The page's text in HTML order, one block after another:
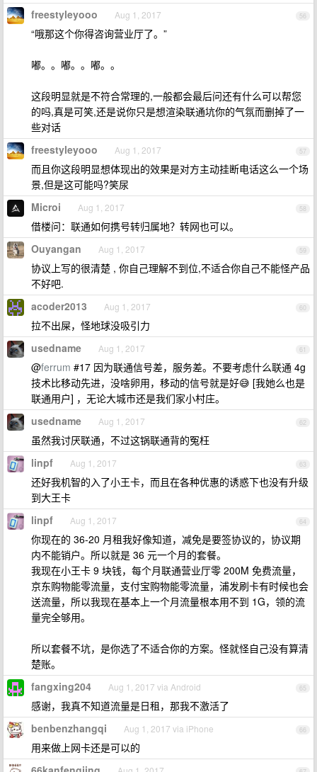
56
freestyleyooo Aug 1, 2017
“哦那这个你得咨询营业厅了。”
嘟。。嘟。。嘟。。
这段明显就是不符合常理的,一般都会最后问还有什么可以帮您
的吗,真是可笑,还是说你只是想渲染联通坑你的气氛而删掉了一
些对话
57
freestyleyooo Aug 1, 2017
而且你这段明显想体现出的效果是对方主动挂断电话这么一个场
景,但是这可能吗?笑尿
58
Microi Aug 1, 2017
借楼问：联通如何携号转归属地？转网也可以。
59
Ouyangan Aug 1, 2017
协议上写的很清楚 , 你自己理解不到位,不适合你自己不能怪产品
不好吧.
60
acoder2013 Aug 1, 2017
拉不出屎，怪地球没吸引力
61
usedname Aug 1, 2017
@ferrum #17 因为联通信号差，服务差。不要考虑什么联通 4g
技术比移动先进，没啥卵用，移动的信号就是好😅 [我她么也是
联通用户] ，无论大城市还是我们家小村庄。
62
usedname Aug 1, 2017
虽然我讨厌联通，不过这锅联通背的冤枉
63
linpf Aug 1, 2017
还好我机智的入了小王卡，而且在各种优惠的诱惑下也没有升级
到大王卡
64
linpf Aug 1, 2017
你现在的 36-20 月租我好像知道，减免是要签协议的，协议期
内不能销户。所以就是 36 元一个月的套餐。
我现在小王卡 9 块钱，每个月联通营业厅零 200M 免费流量，
京东购物能零流量，支付宝购物能零流量，浦发刷卡有时候也会
送流量，所以我现在基本上一个月流量根本用不到 1G，领的流
量完全够用。
所以套餐不坑，是你选了不适合你的方案。怪就怪自己没有算清
楚账。
65
fangxing204 Aug 1, 2017 via Android
感谢，我真不知道流量是日租，那我不激活了
66
benbenzhangqi Aug 1, 2017 via iPhone
用来做上网卡还是可以的